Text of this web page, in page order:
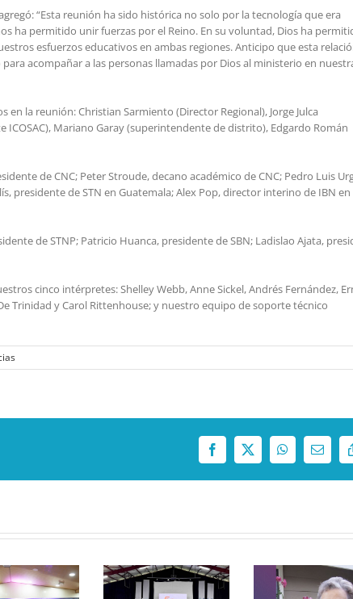
“Esta reunión ha sido histórica no solo por la tecnología que era
ha permitido unir fuerzas por el Reino. En su voluntad, Dios ha
esfuerzos educativos en ambas regiones. Anticipo que esta
acompañar a las personas llamadas por Dios al ministerio en
la reunión: Christian Sarmiento (Director Regional), Jorge Julca
Mariano Garay (superintendente de distrito), Edgardo Román
de CNC; Peter Stroude, decano académico de CNC; Pedro Luis
presidente de STN en Guatemala; Alex Pop, director interino de IBN en
de STNP; Patricio Huanca, presidente de SBN; Ladislao Ajata,
cinco intérpretes: Shelley Webb, Anne Sickel, Andrés Fernández,
Trinidad y Carol Rittenhouse; y nuestro equipo de soporte técnico
Facebook
X WhatsAppCorreo